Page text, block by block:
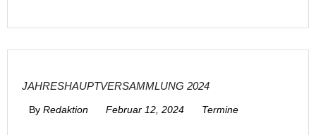
JAHRESHAUPTVERSAMMLUNG 2024
By Redaktion Februar 12, 2024 Termine